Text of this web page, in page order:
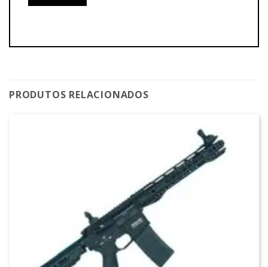
PRODUTOS RELACIONADOS